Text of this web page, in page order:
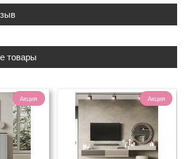
товары
Акция Акция